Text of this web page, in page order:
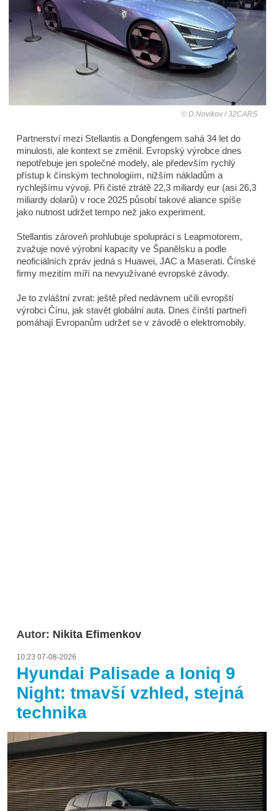
D.Novikov / 32CARS
Partnerství mezi Stellantis a Dongfengem sahá 34 let do
minulosti, ale kontext se změnil. Evropský výrobce dnes
nepotřebuje jen společné modely, ale především rychlý
přístup k čínským technologiím, nižším nákladům a
rychlejšímu vývoji. Při čisté ztrátě 22,3 miliardy eur (asi 26,3
miliardy dolarů) v roce 2025 působí takové aliance spíše
jako nutnost udržet tempo než jako experiment.
Stellantis zároveň prohlubuje spolupráci s Leapmotorem,
zvažuje nové výrobní kapacity ve Španělsku a podle
neoficiálních zpráv jedná s Huawei, JAC a Maserati. Čínské
firmy mezitím míří na nevyužívané evropské závody.
Je to zvláštní zvrat: ještě před nedávnem učili evropští
výrobci Čínu, jak stavět globální auta. Dnes čínští partneři
pomáhají Evropanům udržet se v závodě o elektromobily.
Autor: Nikita Efimenkov
10:23 07-08-2026
Hyundai Palisade a Ioniq 9
Night: tmavší vzhled, stejná
technika